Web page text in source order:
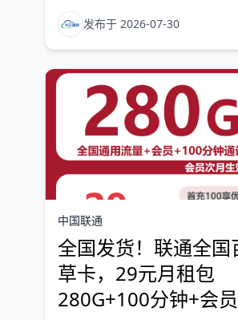
发布于 2026-07-30
中国联通
全国发货！联通全国
草卡，29元月租包
280G+100分钟+会员